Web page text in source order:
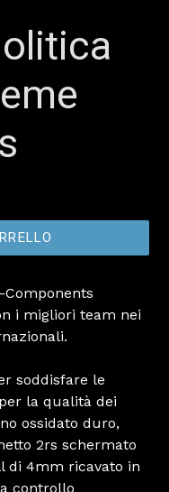
Components
i migliori team nei
soddisfare le
la qualità dei
ossidato duro,
2rs schermato
di 4mm ricavato in
controllo